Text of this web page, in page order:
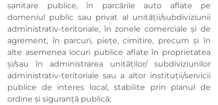
sanitare publice, în parcările auto aflate pe
domeniul public sau privat al unităţii/subdiviziunii
administrativ-teritoriale, în zonele comerciale şi de
agrement, în parcuri, pieţe, cimitire, precum şi în
alte asemenea locuri publice aflate în proprietatea
şi/sau în administrarea unităţilor/ subdiviziunilor
administrativ-teritoriale sau a altor instituţii/servicii
publice de interes local, stabilite prin planul de
ordine şi siguranţă publică;